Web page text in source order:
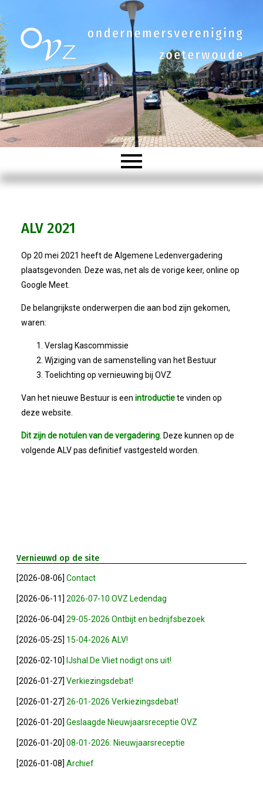
Organisatie
Bestuur
Nieuws
IJshal De Vliet Nodigt Ons Uit!
Verkiezingsdebat!
Geslaagde Nieuwjaarsreceptie OVZ
Winkeltijden Verruimd
Geslaagde Ledendag!
Verslag Van ALV 2024
Nieuwjaarsreceptie In Sfeer
Prachtige (leden-)dag 2023
ALV 2021
Op 20 mei 2021 heeft de Algemene Ledenvergadering
plaatsgevonden. Deze was, net als de vorige keer, online op
Google Meet.
De belangrijkste onderwerpen die aan bod zijn gekomen,
waren:
Verslag Kascommissie
Wjziging van de samenstelling van het Bestuur
Toelichting op vernieuwing bij OVZ
Van het nieuwe Bestuur is een introductiete vinden op
deze website.
Dit zijn de notulen van de vergadering. Deze kunnen op de
volgende ALV pas definitief vastgesteld worden.
Vernieuwd op de site
[2026-08-06] Contact
[2026-06-11] 2026-07-10 OVZ Ledendag
[2026-06-04] 29-05-2026 Ontbijt en bedrijfsbezoek
[2026-05-25] 15-04-2026 ALV!
[2026-02-10] IJshal De Vliet nodigt ons uit!
[2026-01-27] Verkiezingsdebat!
[2026-01-27] 26-01-2026 Verkiezingsdebat!
[2026-01-20] Geslaagde Nieuwjaarsreceptie OVZ
[2026-01-20] 08-01-2026: Nieuwjaarsreceptie
[2026-01-08] Archief